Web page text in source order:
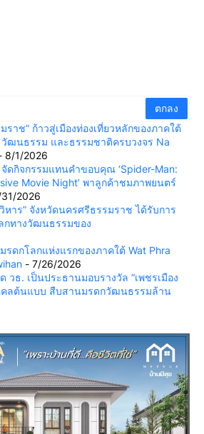
าช” ก้าวสู่เมืองท่องเที่ยวหลักของภาคใต้
วัฒนธรรม และธรรมชาติครบวงจร Na
8/1/2026
ดกิจกรรมแทนคำขอบคุณ ‘Spider-Man:
Movie Night’ พาลูกค้าชมภาพยนตร์
2026
หาร” จังหวัดนครศรีธรรมราช ได้รับการ
กทางวัฒนธรรมของ
ดกโลกแห่งแรกของภาคใต้ Wat Phra
- 7/26/2026
ธ. เป็นประธานมอบรางวัล “เพชรเมือง
คลต้นแบบ สืบสานมรดกวัฒนธรรมล้าน